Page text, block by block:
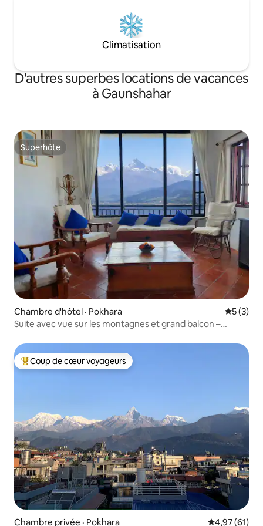
Climatisation
D'autres superbes locations de vacances
à Gaunshahar
Superhôte
Superhôte
Chambre d'hôtel · Pokhara Note
5 (3)
Suite avec vue sur les montagnes et grand balcon –
Coup de cœur voyageurs parmi les plus aimés
Coup de cœur voyageurs
Chambre privée · Pokhara Note
4,97 (61)